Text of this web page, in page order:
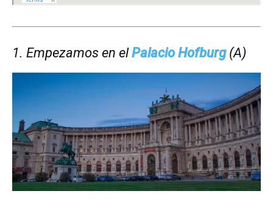
1. Empezamos en elPalacio Hofburg(A)